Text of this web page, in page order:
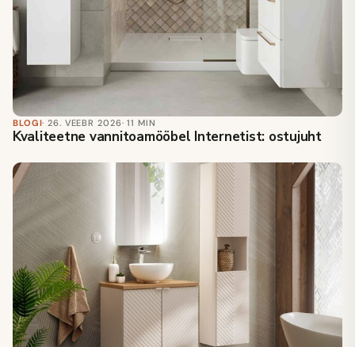
BLOGI· 26. VEEBR 2026· 11 MIN
Kvaliteetne vannitoamööbel Internetist: ostujuht